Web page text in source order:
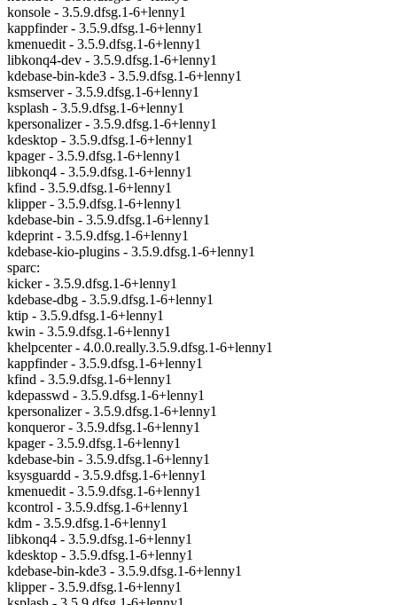
konsole - 3.5.9.dfsg.1-6+lenny1
kappfinder - 3.5.9.dfsg.1-6+lenny1
kmenuedit - 3.5.9.dfsg.1-6+lenny1
libkonq4-dev - 3.5.9.dfsg.1-6+lenny1
kdebase-bin-kde3 - 3.5.9.dfsg.1-6+lenny1
ksmserver - 3.5.9.dfsg.1-6+lenny1
ksplash - 3.5.9.dfsg.1-6+lenny1
kpersonalizer - 3.5.9.dfsg.1-6+lenny1
kdesktop - 3.5.9.dfsg.1-6+lenny1
kpager - 3.5.9.dfsg.1-6+lenny1
libkonq4 - 3.5.9.dfsg.1-6+lenny1
kfind - 3.5.9.dfsg.1-6+lenny1
klipper - 3.5.9.dfsg.1-6+lenny1
kdebase-bin - 3.5.9.dfsg.1-6+lenny1
kdeprint - 3.5.9.dfsg.1-6+lenny1
kdebase-kio-plugins - 3.5.9.dfsg.1-6+lenny1
sparc:
kicker - 3.5.9.dfsg.1-6+lenny1
kdebase-dbg - 3.5.9.dfsg.1-6+lenny1
ktip - 3.5.9.dfsg.1-6+lenny1
kwin - 3.5.9.dfsg.1-6+lenny1
khelpcenter - 4.0.0.really.3.5.9.dfsg.1-6+lenny1
kappfinder - 3.5.9.dfsg.1-6+lenny1
kfind - 3.5.9.dfsg.1-6+lenny1
kdepasswd - 3.5.9.dfsg.1-6+lenny1
kpersonalizer - 3.5.9.dfsg.1-6+lenny1
konqueror - 3.5.9.dfsg.1-6+lenny1
kpager - 3.5.9.dfsg.1-6+lenny1
kdebase-bin - 3.5.9.dfsg.1-6+lenny1
ksysguardd - 3.5.9.dfsg.1-6+lenny1
kmenuedit - 3.5.9.dfsg.1-6+lenny1
kcontrol - 3.5.9.dfsg.1-6+lenny1
kdm - 3.5.9.dfsg.1-6+lenny1
libkonq4 - 3.5.9.dfsg.1-6+lenny1
kdesktop - 3.5.9.dfsg.1-6+lenny1
kdebase-bin-kde3 - 3.5.9.dfsg.1-6+lenny1
klipper - 3.5.9.dfsg.1-6+lenny1